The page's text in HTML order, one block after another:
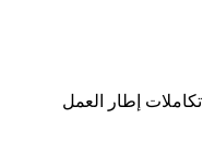
تكاملات إطار العمل